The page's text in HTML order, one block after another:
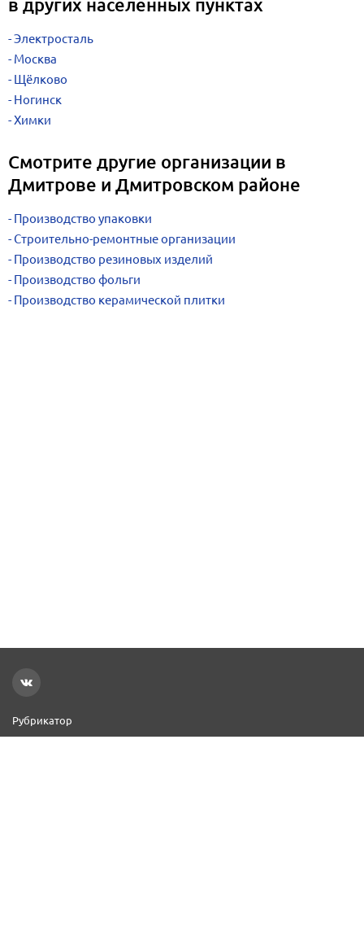
в других населенных пунктах
Электросталь
Москва
Щёлково
Ногинск
Химки
Смотрите другие организации в
Дмитрове и Дмитровском районе
Производство упаковки
Строительно-ремонтные организации
Производство резиновых изделий
Производство фольги
Производство керамической плитки
Рубрикатор